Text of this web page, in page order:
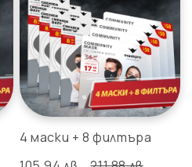
4 маски + 8 филтъра